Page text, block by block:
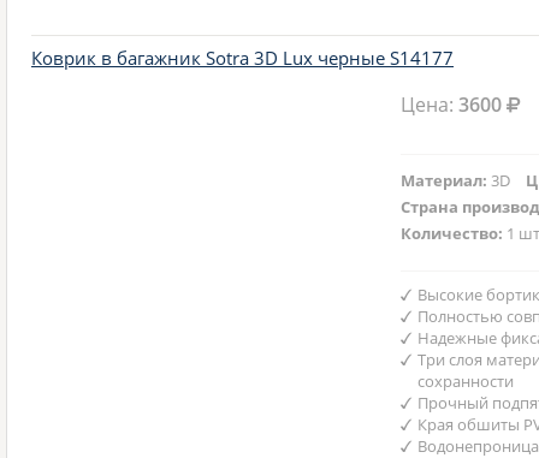
Коврик в багажник Sotra 3D Lux черные S14177
Цена:3600
Материал:3D
Страна
Количество: 1
Высокие
Полностью
Надежные
Три слоя
сохранности
Прочный
Края обшиты